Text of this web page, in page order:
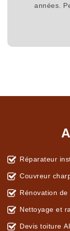
années.
Réparateur
Couvreur
Rénovation
Nettoyage et
Devis toiture